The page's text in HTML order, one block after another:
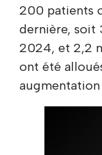
200 patients
dernière, soit
2024, et 2,2
ont été
augmentation